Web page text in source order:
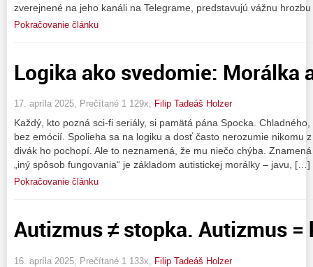
zverejnené na jeho kanáli na Telegrame, predstavujú vážnu
Pokračovanie článku
Logika ako svedomie: Morálka
17. apríla 2025, Prečítané 1 129x, Filip Tadeáš Holzer
Každý, kto pozná sci-fi seriály, si pamätá pána Spocka.
bez emócií. Spolieha sa na logiku a dosť často nerozumie nikomu
divák ho pochopí. Ale to neznamená, že mu niečo chýba.
„iný spôsob fungovania“ je základom autistickej morálky – javu, […]
Pokračovanie článku
Autizmus ≠ stopka. Autizmus =
16. apríla 2025, Prečítané 1 133x, Filip Tadeáš Holzer